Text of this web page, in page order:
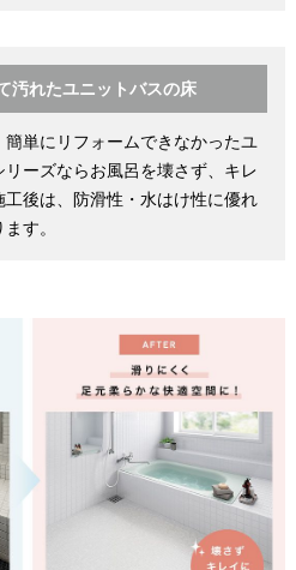
汚れたユニットバスの床
単にリフォームできなかったユ
ーズならお風呂を壊さず、キレ
後は、防滑性・水はけ性に優れ
す。